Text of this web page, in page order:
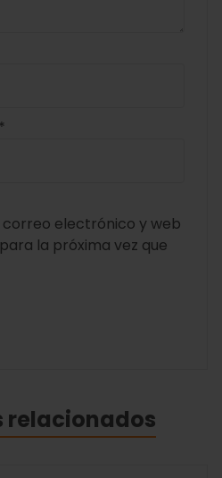
*
electrónico y web
la próxima vez que
relacionados